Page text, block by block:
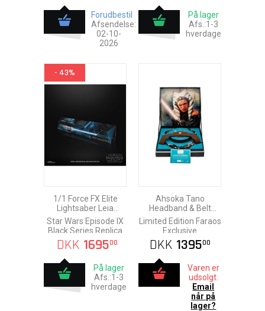
Forudbestil
Afsendelse:
02-10-
2026
På lager
Afs.:1-3
hverdage
- 43%
1/1 Force FX Elite
Lightsaber Leia
Organa
Star Wars Episode IX
Black Series Replica
DKK 169500
På lager
Afs.:1-3
hverdage
Ahsoka Tano
Headband & Belt
Beads Replica
Limited Edition Faraos
Exclusive
DKK 139500
Varen er
udsolgt.
Email
når på
lager?